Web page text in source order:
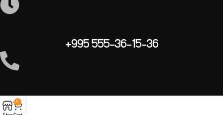
+995 555-36-15-36
0